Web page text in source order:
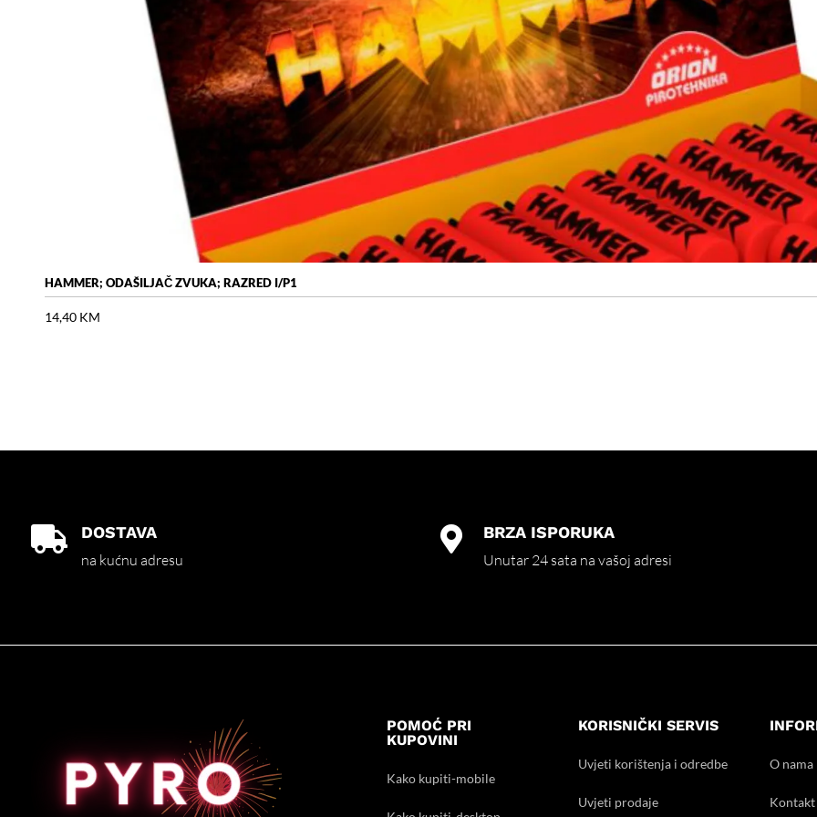
HAMMER; ODAŠILJAČ ZVUKA; RAZRED I/P1
14,40 KM
 DOSTAVA
na kućnu adresu
 BRZA ISPORUKA
Unutar 24 sata na vašoj adresi
POMOĆ PRI
KUPOVINI
Kako kupiti-mobile
KORISNIČKI SERVIS
Uvjeti korištenja i odredbe
Uvjeti prodaje
O nama
Kontakt